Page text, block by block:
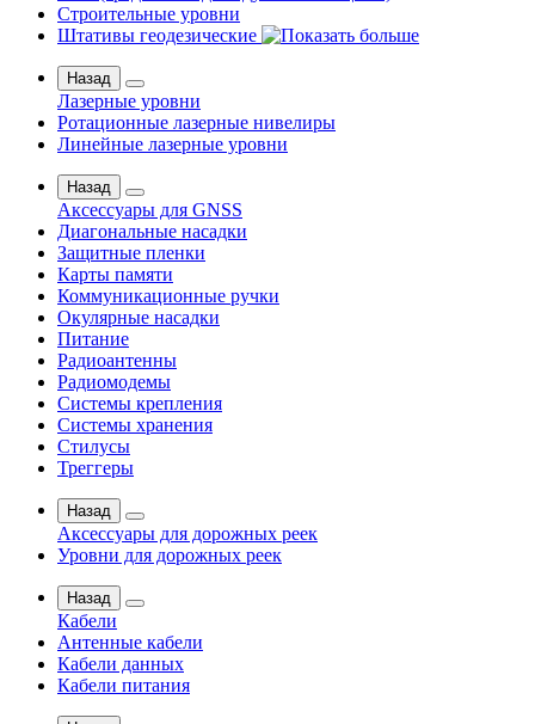
Строительные уровни
Штативы геодезические
Назад
Лазерные уровни
Ротационные лазерные нивелиры
Линейные лазерные уровни
Назад
Аксессуары для GNSS
Диагональные насадки
Защитные пленки
Карты памяти
Коммуникационные ручки
Окулярные насадки
Питание
Радиоантенны
Радиомодемы
Системы крепления
Системы хранения
Стилусы
Треггеры
Назад
Аксессуары для дорожных реек
Уровни для дорожных реек
Назад
Кабели
Антенные кабели
Кабели данных
Кабели питания